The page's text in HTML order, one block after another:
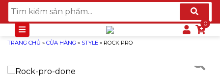
TRANG CHỦ » CỬA HÀNG » STYLE » ROCK PRO